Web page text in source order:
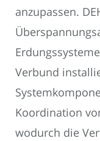
anzupassen.
Verbund
Koordination
wodurch die